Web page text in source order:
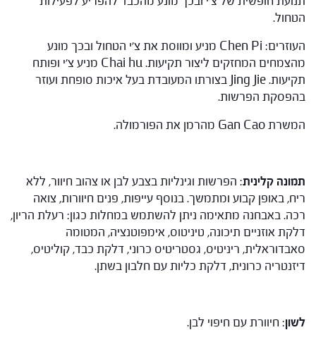
הטחול.
העוזרים: Chen Pi מניע ומווסת את צ'י הטחול ובכך מונע
מהצמחים המחזקים ליצור תקיעות. Chai hu מניע צ'י ופותח
תקיעות. Jing Jie בצורתו המעובדת בעל איכות סופחת ועוזר
בהפסקת הפרשות.
המשרת Gan Cao מהרמן את הפורמולה.
תמונה קלינית: הפרשות וגינליות בצבע לבן או צהוב חיוור, ללא
ריח, באופן קבוע ומתמשך. בנוסף עייפות, פנים חיוורות, צואה
רכה. באבחנה מתאימה ניתן להשתמש במחלות כגון: רעלת הריון,
דלקת אוזניים תיכונה, טיניטוס, אימפוטנציה, המטומה
סאבדוראלית, ריניטיס, גסטריטיס כרוני, דלקת כבד, קוליטיס,
דיזנטריה כרונית, דלקת כליות עם חלבון בשתן.
לשון: חיוורת עם חיפוי לבן.